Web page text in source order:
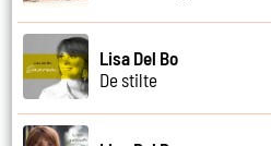
Lisa Del Bo
De stilte